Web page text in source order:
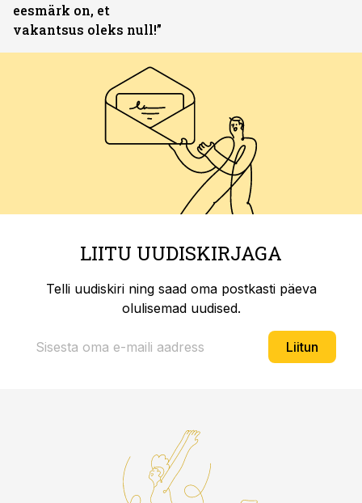
eesmärk on, et
vakantsus oleks null!”
LIITU UUDISKIRJAGA
Telli uudiskiri ning saad oma postkasti päeva
olulisemad uudised.
Liitun